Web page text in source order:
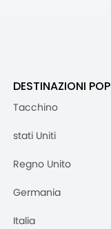
DESTINAZIONI
Tacchino
stati Uniti
Regno Unito
Germania
Italia